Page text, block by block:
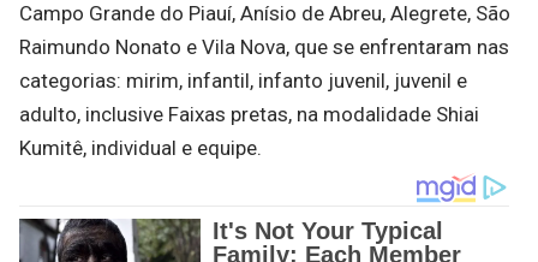
Campo Grande do Piauí, Anísio de Abreu, Alegrete, São
Raimundo Nonato e Vila Nova, que se enfrentaram nas
categorias: mirim, infantil, infanto juvenil, juvenil e
adulto, inclusive Faixas pretas, na modalidade Shiai
Kumitê, individual e equipe.